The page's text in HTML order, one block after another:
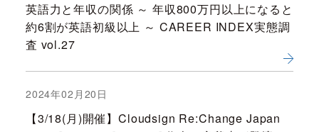
英語力と年収の関係 ～ 年収800万円以上になると
約6割が英語初級以上 ～ CAREER INDEX実態調
査 vol.27
2024年02月20日
【3/18(月)開催】Cloudsign Re:Change Japan